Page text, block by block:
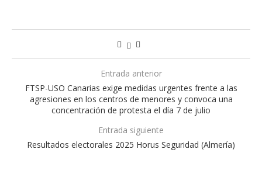
Entrada anterior
FTSP-USO Canarias exige medidas urgentes frente a las
agresiones en los centros de menores y convoca una
concentración de protesta el día 7 de julio
Entrada siguiente
Resultados electorales 2025 Horus Seguridad (Almería)